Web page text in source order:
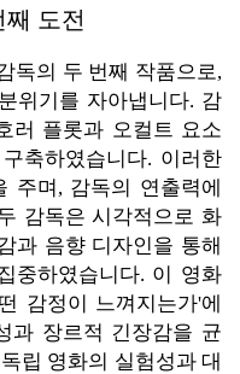
도전
독의 두 번째 작품으로,
위기를 자아냅니다. 감
러 플롯과 오컬트 요소
축하였습니다. 이러한
주며, 감독의 연출력에
감독은 시각적으로 화
과 음향 디자인을 통해
중하였습니다. 이 영화
감정이 느껴지는가'에
과 장르적 긴장감을 균
립 영화의 실험성과 대